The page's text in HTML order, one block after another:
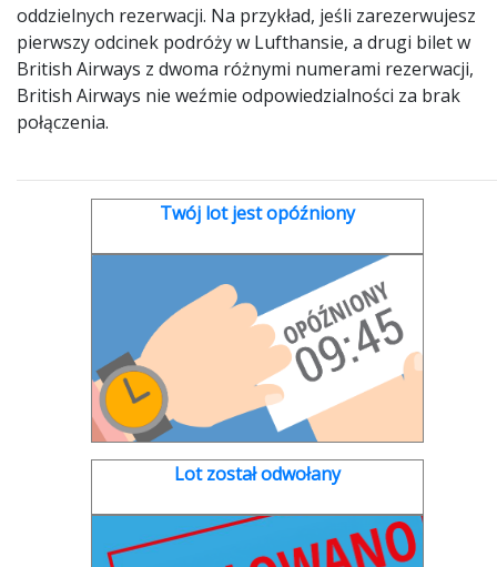
oddzielnych rezerwacji. Na przykład, jeśli zarezerwujesz
pierwszy odcinek podróży w Lufthansie, a drugi bilet w
British Airways z dwoma różnymi numerami rezerwacji,
British Airways nie weźmie odpowiedzialności za brak
połączenia.
Twój lot jest opóźniony
Lot został odwołany